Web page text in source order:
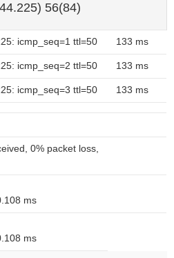
56(84)
icmp_seq=1 ttl=50 133 ms
icmp_seq=2 ttl=50 133 ms
icmp_seq=3 ttl=50 133 ms
0% packet loss,
ms
ms